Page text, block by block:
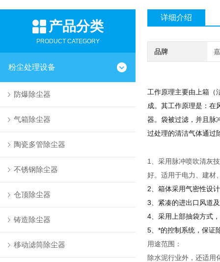
产品分类
PRODUCT CATEGORY
粉尘处理设备
防爆除尘器
气箱除尘器
陶瓷多管除尘器
不锈钢除尘器
仓顶除尘器
铸造除尘器
移动滤筒除尘器
详细介绍
品牌
工作原理主要由上箱（
成。其工作原理是：在
器。袋被过滤，并且脉
过处理的清洁气体通过
1、采用脉冲喷吹清灰
好。适用于电力、建材
2、箱体采用气密性设
3、紧凑的进出口风道
4、采用上部抽袋方式
5、*的控制系统，保证
用途范围：
除水泥行业外，还适用